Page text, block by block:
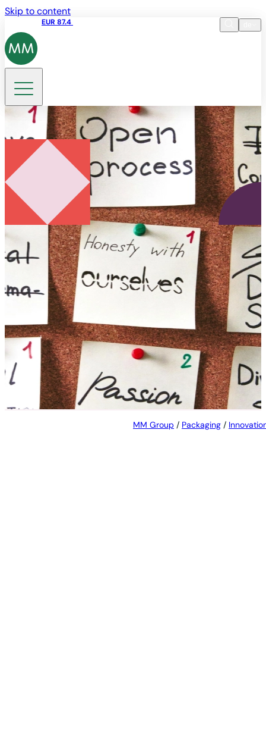
Skip to content
EUR 87.4
DE
Suche
Unser Ansatz
Bei MM Packaging setzen wir auf nachhaltige,
kundenorientierte und marktorientierte
Innovationen, um Lösungen zu entwickeln, die die
Bedürfnisse unserer Kunden erfüllen und zu einer
besseren Zukunft beitragen.
MM Group / Packaging /